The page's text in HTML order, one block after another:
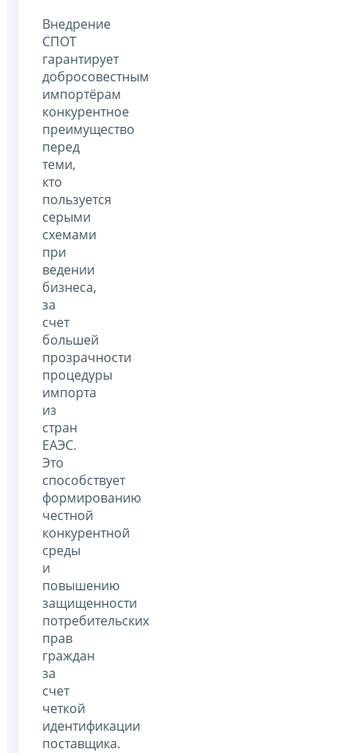
Внедрение
СПОТ
гарантирует
добросовестным
импортёрам
конкурентное
преимущество
перед
теми,
кто
пользуется
серыми
схемами
при
ведении
бизнеса,
за
счет
большей
прозрачности
процедуры
импорта
из
стран
ЕАЭС.
Это
способствует
формированию
честной
конкурентной
среды
и
повышению
защищенности
потребительских
прав
граждан
за
счет
четкой
идентификации
поставщика.